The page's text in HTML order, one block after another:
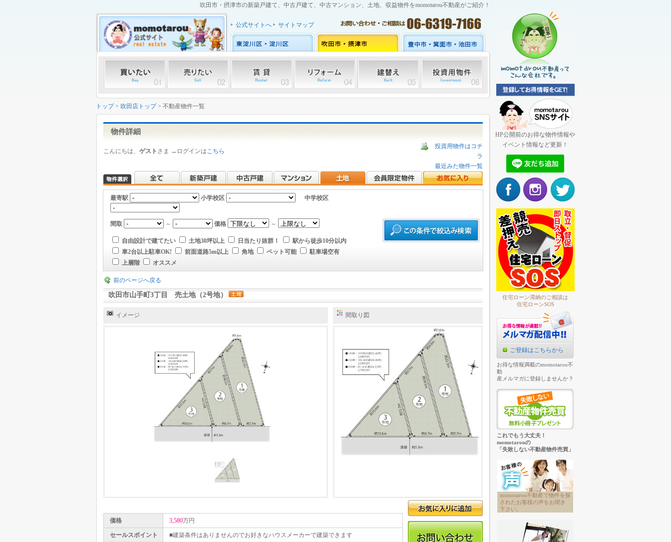
吹田市・摂津市の新築戸建て、中古戸建て、中古マンション、土地、収益物件をmomotarou不動産がご紹介！
公式サイトへ サイトマップ
トップ> 吹田店トップ> 不動産物件一覧
物件詳細
こんにちは、 ゲスト さま →ログインはこちら
投資用物件はコチ
ラ
最近みた物件一覧
最寄駅 小学校区 中学校区
間取 ～ 価格 ～
自由設計で建てたい 土地30坪以上 日当たり抜群！
駅から徒歩10分以内
車2台以上駐車OK!
前面道路5m以上 角地 ペット可能
駐車場空有
上層階
オススメ
前のページへ戻る
吹田市山手町3丁目 売土地（2号地）
イメージ 間取り図
価格 3,580万円
セールスポイント ■建築条件はありませんのでお好きなハウスメーカーで建築できます
HP公開前のお得な物件情報や
イベント情報など更新！
住宅ローン滞納のご相談は
住宅ローンSOS
ご登録はこちらから
お得な情報満載のmomotarou不
動
産メルマガに登録しませんか？
これでもう大丈夫！
momotarouの
「失敗しない不動産物件売買」
momotarou不動産で物件を探
されたお客様の声をお聞き
下さい。